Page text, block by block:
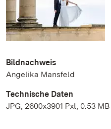
Bildnachweis
Angelika Mansfeld
Technische Daten
JPG, 2600x3901 Pxl, 0.53 MB